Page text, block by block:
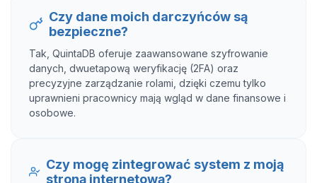
Czy dane moich darczyńców są
bezpieczne?
Tak, QuintaDB oferuje zaawansowane szyfrowanie
danych, dwuetapową weryfikację (2FA) oraz
precyzyjne zarządzanie rolami, dzięki czemu tylko
uprawnieni pracownicy mają wgląd w dane finansowe i
osobowe.
Czy mogę zintegrować system z moją
stroną internetową?